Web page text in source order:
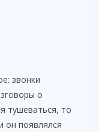
звонки
о
тушеваться, то
он появлялся